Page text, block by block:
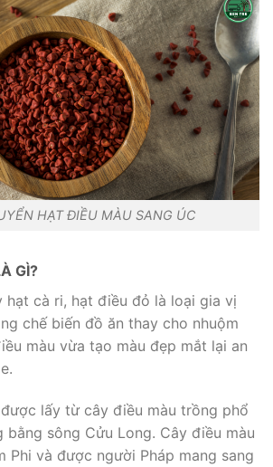
HẠT ĐIỀU MÀU SANG ÚC
GÌ?
hạt cà ri, hạt điều đỏ là loại gia vị
chế biến đồ ăn thay cho nhuộm
màu vừa tạo màu đẹp mắt lại an
lấy từ cây điều màu trồng phổ
sông Cửu Long. Cây điều màu
Phi và được người Pháp mang sang